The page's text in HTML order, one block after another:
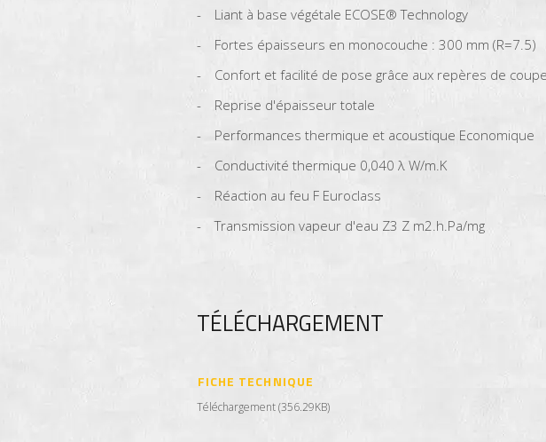
Liant à base végétale ECOSE® Technology
Fortes épaisseurs en monocouche : 300 mm (R=7.5)
Confort et facilité de pose grâce aux repères de
Reprise d'épaisseur totale
Performances thermique et acoustique Economique
Conductivité thermique 0,040 λ W/m.K
Réaction au feu F Euroclass
Transmission vapeur d'eau Z3 Z m2.h.Pa/mg
TÉLÉCHARGEMENT
FICHE TECHNIQUE
Téléchargement (356.29KB)